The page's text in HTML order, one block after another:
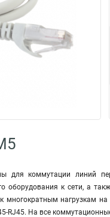
для коммутации линий
оборудования к сети, а
нагрузкам
RJ45. На все